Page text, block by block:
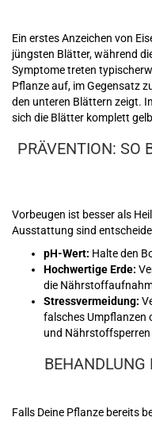
Ein erstes Anzeichen von
jüngsten Blätter, während
Symptome treten
Pflanze auf, im Gegensatz
den unteren Blättern zeigt.
sich die Blätter komplett
PRÄVENTION: SO
Vorbeugen ist besser als
Ausstattung sind
pH-Wert: Halte den
Hochwertige Erde:
die
Stressvermeidung:
falsches Umpflanzen
und Nährstoffsperren
BEHANDLUNG
Falls Deine Pflanze bereits